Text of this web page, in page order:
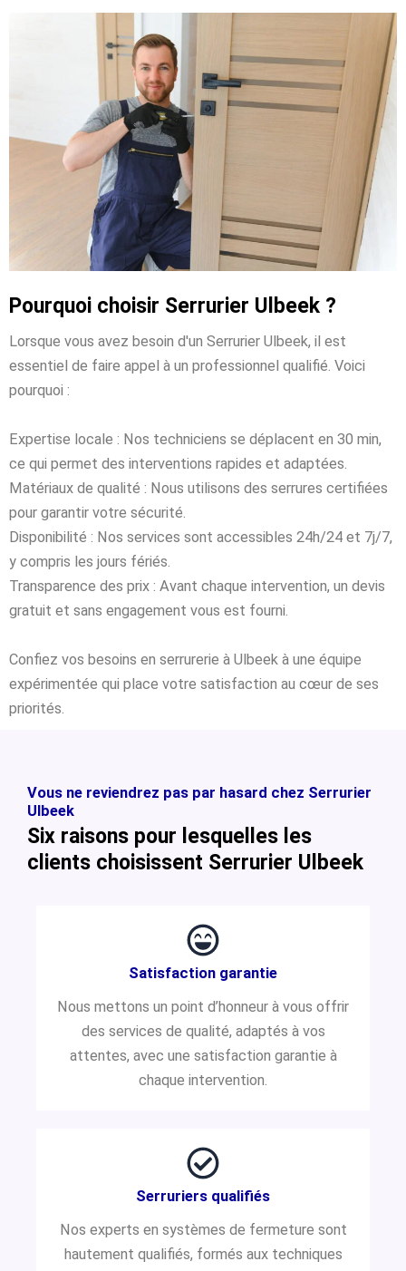
Pourquoi choisir Serrurier Ulbeek ?
Lorsque vous avez besoin d'un Serrurier Ulbeek, il est
essentiel de faire appel à un professionnel qualifié. Voici
pourquoi :
Expertise locale : Nos techniciens se déplacent en 30 min,
ce qui permet des interventions rapides et adaptées.
Matériaux de qualité : Nous utilisons des serrures certifiées
pour garantir votre sécurité.
Disponibilité : Nos services sont accessibles 24h/24 et 7j/7,
y compris les jours fériés.
Transparence des prix : Avant chaque intervention, un devis
gratuit et sans engagement vous est fourni.
Confiez vos besoins en serrurerie à Ulbeek à une équipe
expérimentée qui place votre satisfaction au cœur de ses
priorités.
Vous ne reviendrez pas par hasard chez Serrurier
Ulbeek
Six raisons pour lesquelles les
clients choisissent Serrurier Ulbeek
Satisfaction garantie
Nous mettons un point d’honneur à vous offrir
des services de qualité, adaptés à vos
attentes, avec une satisfaction garantie à
chaque intervention.
Serruriers qualifiés
Nos experts en systèmes de fermeture sont
hautement qualifiés, formés aux techniques